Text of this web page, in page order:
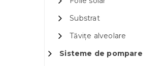
Substrat
Tăvițe alveolare
Sisteme de pompare